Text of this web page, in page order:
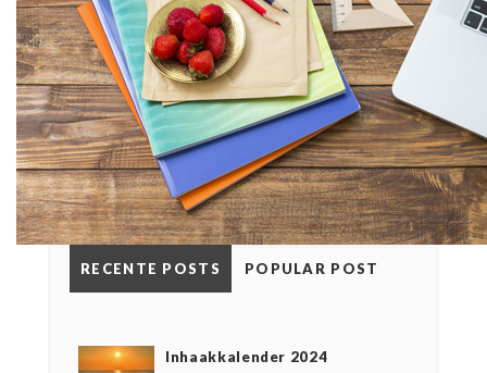
RECENTE POSTS POPULAR POST
Inhaakkalender 2024